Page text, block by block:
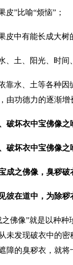
皮”比喻“烦恼”；
皮中有能长成大树
、土、阳光、时间
靠水、土等各种
由功德力的逐渐
破坏衣中宝佛像之
破坏衣中宝佛像之
成之佛像，臭秽破
彼在道中，为除秽
之佛像”就是以种
未发现破衣中的
障的臭秽衣，就将